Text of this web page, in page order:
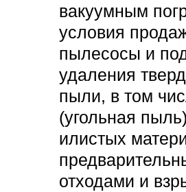
вакуумным
условия
пылесосы и
удаления
пыли, в том
(угольная
илистых
отходами и